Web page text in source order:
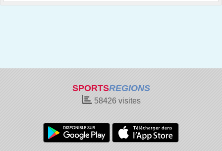
SPORTSREGIONS
58426visites